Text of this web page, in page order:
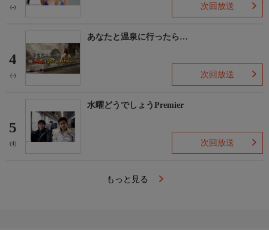
(-) 次回放送
4
(-)
あなたと温泉に行ったら…
次回放送
5
(4)
水曜どうでしょうPremier
次回放送
もっと見る